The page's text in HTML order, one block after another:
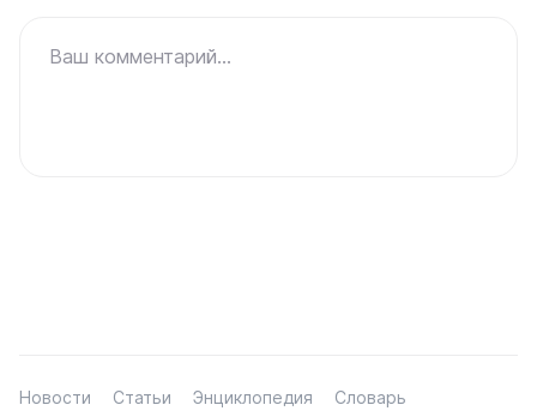
Ваш комментарий...
Новости Статьи Энциклопедия
Словарь